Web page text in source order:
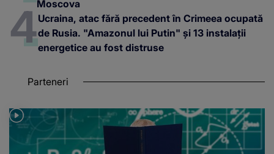
Moscova
Ucraina, atac fără precedent în Crimeea ocupată
de Rusia. "Amazonul lui Putin" și 13 instalații
energetice au fost distruse
Parteneri